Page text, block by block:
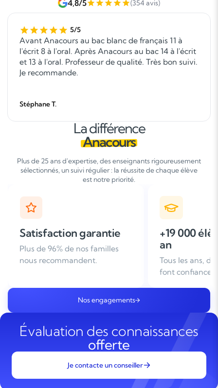
4,8/5 (354 avis)
5/5
Avant Anacours au bac blanc de français 11 à
l'écrit 8 à l'oral. Après Anacours au bac 14 à l'écrit
et 13 à l'oral. Professeur de qualité. Très bon suivi.
Je recommande.
Stéphane T.
La différence
Anacours
Plus de 25 ans d'expertise, des enseignants rigoureusement
sélectionnés, un suivi régulier : la réussite de chaque élève
est notre priorité.
+19 000 élèves suivis /
an
Tous les ans, des familles nous
+ de 25 ans
Leader du
domicile en
Nos engagements
Évaluation des connaissances
offerte
Je contacte un conseiller